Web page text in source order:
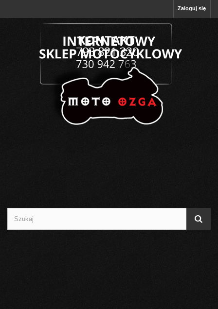
Zaloguj się